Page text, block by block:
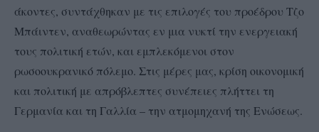
άκοντες, συντάχθηκαν με τις επιλογές του προέδρου Τζο
Μπάιντεν, αναθεωρώντας εν μια νυκτί την ενεργειακή
τους πολιτική ετών, και εμπλεκόμενοι στον
ρωσοουκρανικό πόλεμο. Στις μέρες μας, κρίση οικονομική
και πολιτική με απρόβλεπτες συνέπειες πλήττει τη
Γερμανία και τη Γαλλία – την ατμομηχανή της Ενώσεως.